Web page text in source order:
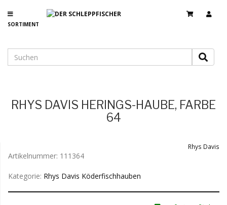
SORTIMENT
RHYS DAVIS HERINGS-HAUBE, FARBE
64
Rhys Davis
Artikelnummer: 111364
Kategorie: Rhys Davis Köderfischhauben